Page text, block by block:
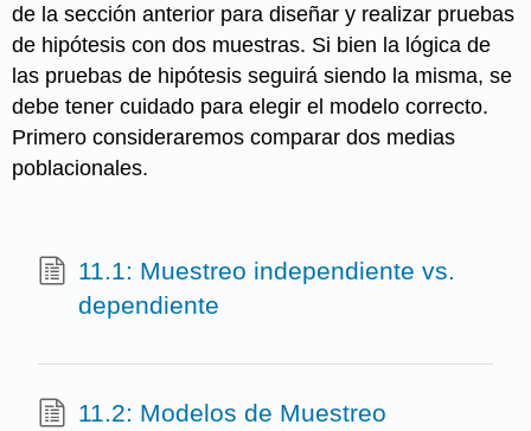
de la sección anterior para diseñar y realizar pruebas
de hipótesis con dos muestras. Si bien la lógica de
las pruebas de hipótesis seguirá siendo la misma, se
debe tener cuidado para elegir el modelo correcto.
Primero consideraremos comparar dos medias
poblacionales.
11.1: Muestreo independiente vs.
dependiente
11.2: Modelos de Muestreo